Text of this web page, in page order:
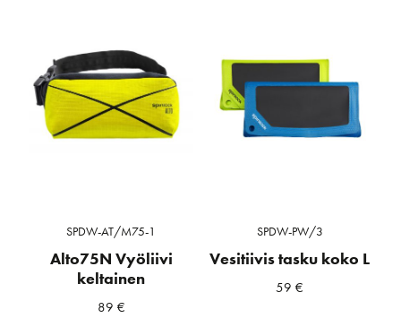
SPDW-AT/M75-1
Alto75N Vyöliivi
keltainen
89 €
SPDW-PW/3
Vesitiivis tasku koko L
59€